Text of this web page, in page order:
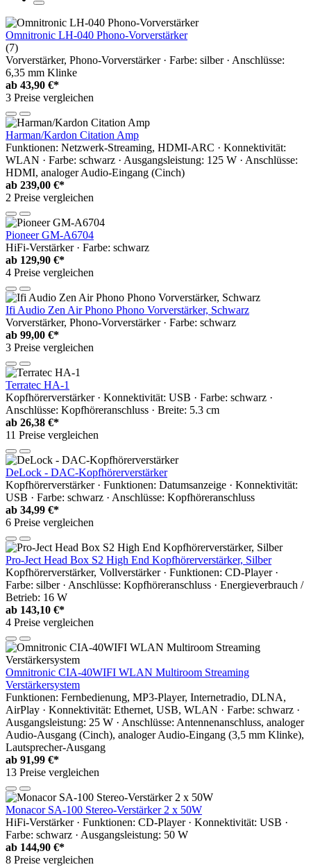
Omnitronic LH-040 Phono-Vorverstärker
(7)
Vorverstärker, Phono-Vorverstärker · Farbe: silber · Anschlüsse:
6,35 mm Klinke
ab 43,90 €*
3 Preise vergleichen
Harman/Kardon Citation Amp
Funktionen: Netzwerk-Streaming, HDMI-ARC · Konnektivität:
WLAN · Farbe: schwarz · Ausgangsleistung: 125 W · Anschlüsse:
HDMI, analoger Audio-Eingang (Cinch)
ab 239,00 €*
2 Preise vergleichen
Pioneer GM-A6704
HiFi-Verstärker · Farbe: schwarz
ab 129,90 €*
4 Preise vergleichen
Ifi Audio Zen Air Phono Phono Vorverstärker, Schwarz
Vorverstärker, Phono-Vorverstärker · Farbe: schwarz
ab 99,00 €*
3 Preise vergleichen
Terratec HA-1
Kopfhörerverstärker · Konnektivität: USB · Farbe: schwarz ·
Anschlüsse: Kopfhöreranschluss · Breite: 5.3 cm
ab 26,38 €*
11 Preise vergleichen
DeLock - DAC-Kopfhörerverstärker
Kopfhörerverstärker · Funktionen: Datumsanzeige · Konnektivität:
USB · Farbe: schwarz · Anschlüsse: Kopfhöreranschluss
ab 34,99 €*
6 Preise vergleichen
Pro-Ject Head Box S2 High End Kopfhörerverstärker, Silber
Kopfhörerverstärker, Vollverstärker · Funktionen: CD-Player ·
Farbe: silber · Anschlüsse: Kopfhöreranschluss · Energieverbrauch /
Betrieb: 16 W
ab 143,10 €*
4 Preise vergleichen
Omnitronic CIA-40WIFI WLAN Multiroom Streaming
Verstärkersystem
Funktionen: Fernbedienung, MP3-Player, Internetradio, DLNA,
AirPlay · Konnektivität: Ethernet, USB, WLAN · Farbe: schwarz ·
Ausgangsleistung: 25 W · Anschlüsse: Antennenanschluss, analoger
Audio-Ausgang (Cinch), analoger Audio-Eingang (3,5 mm Klinke),
Lautsprecher-Ausgang
ab 91,99 €*
13 Preise vergleichen
Monacor SA-100 Stereo-Verstärker 2 x 50W
HiFi-Verstärker · Funktionen: CD-Player · Konnektivität: USB ·
Farbe: schwarz · Ausgangsleistung: 50 W
ab 144,90 €*
8 Preise vergleichen